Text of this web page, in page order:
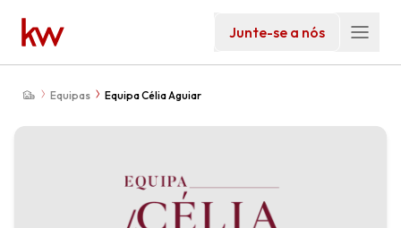
Junte-se a nós
Equipas Equipa Célia Aguiar